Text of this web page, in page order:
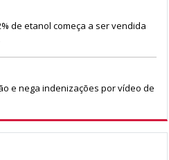
de etanol começa a ser vendida
e nega indenizações por vídeo de